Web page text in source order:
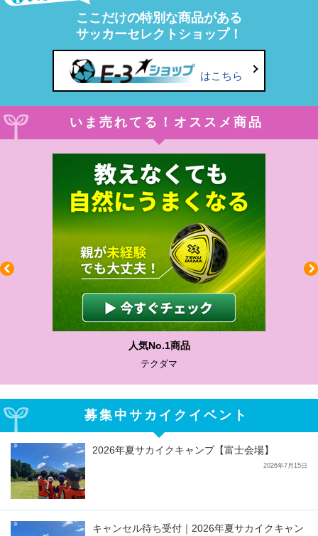
ここだけの特別な商品がある
サッカーセレクトショップ！
はこちら
いま売れてる！オススメ商品
人気No.1商品
テクダマ
募集中サカイクイベント
2026年夏サカイクキャンプ【富士会場】
2026年7月15日
キャンセル待ち受付｜2026年夏サカイクキャン